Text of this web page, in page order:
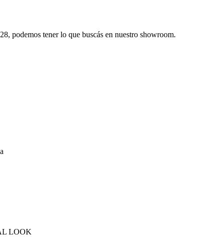
podemos tener lo que buscás en nuestro showroom.